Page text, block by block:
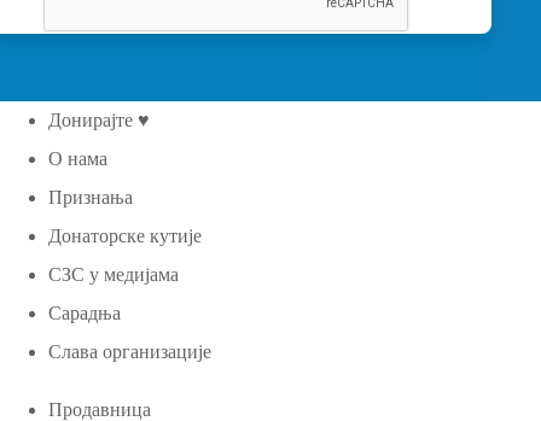
Донирајте ♥
О нама
Признања
Донаторске кутије
СЗС у медијама
Сарадња
Слава организације
Продавница